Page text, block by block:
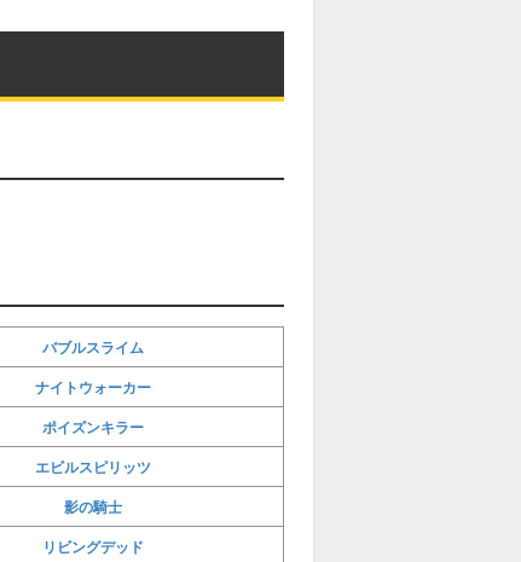
バブルスライム
ナイトウォーカー
ポイズンキラー
エビルスピリッツ
影の騎士
リビングデッド